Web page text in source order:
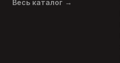
Весь каталог →